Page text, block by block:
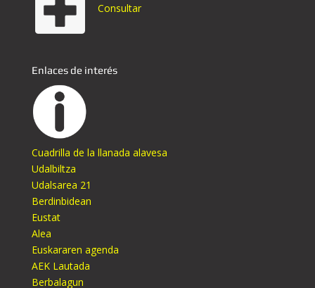
Consultar
Enlaces de interés
Cuadrilla de la llanada alavesa
Udalbiltza
Udalsarea 21
Berdinbidean
Eustat
Alea
Euskararen agenda
AEK Lautada
Berbalagun